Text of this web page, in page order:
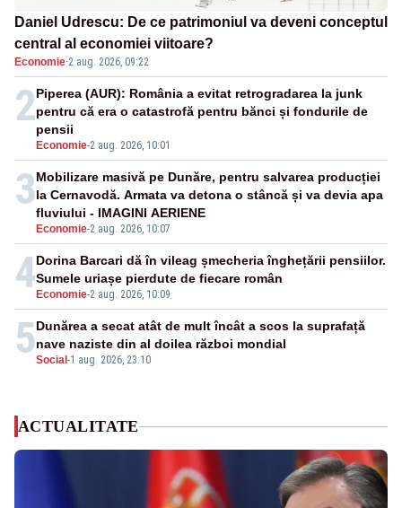
Daniel Udrescu: De ce patrimoniul va deveni conceptul
central al economiei viitoare?
Economie·2 aug. 2026, 09:22
2
Economie-2 aug. 2026, 10:01
Piperea (AUR): România a evitat retrogradarea la junk
pentru că era o catastrofă pentru bănci și fondurile de
pensii
3
Economie-2 aug. 2026, 10:07
Mobilizare masivă pe Dunăre, pentru salvarea producției
la Cernavodă. Armata va detona o stâncă și va devia apa
fluviului - IMAGINI AERIENE
4 Economie-2 aug. 2026, 10:09
Dorina Barcari dă în vileag șmecheria înghețării pensiilor.
Sumele uriașe pierdute de fiecare român
5Social -1 aug. 2026, 23:10
Dunărea a secat atât de mult încât a scos la suprafață
nave naziste din al doilea război mondial
ACTUALITATE